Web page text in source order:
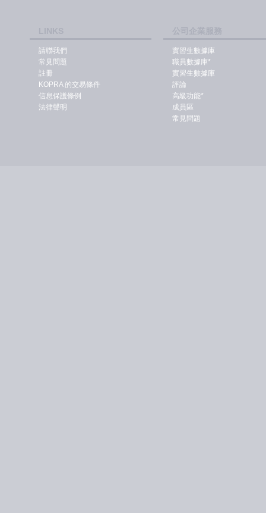
請聯我們
常見問題
註冊
KOPRA 的交易條件
信息保護條例
法律聲明
實習生數據庫
職員數據庫*
實習生數據庫
評論
高級功能*
成員區
常見問題